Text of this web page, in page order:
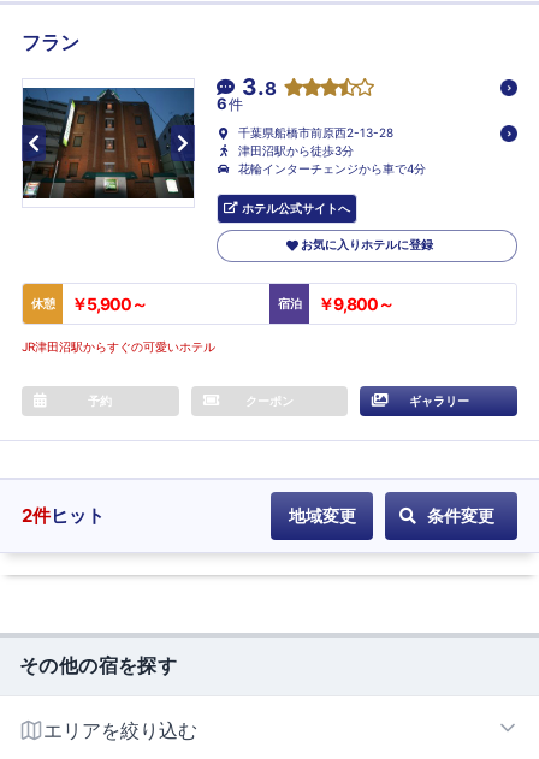
フラン
3.8
6件
千葉県船橋市前原西2-13-28
津田沼駅から徒歩3分
花輪インターチェンジから車で4分
ホテル公式サイトへ
お気に入りホテルに登録
休憩 ￥5,900～ 宿泊 ￥9,800～
JR津田沼駅からすぐの可愛いホテル
予約 クーポン ギャラリー
2件ヒット 地域変更 条件変更
その他の宿を探す
エリアを絞り込む